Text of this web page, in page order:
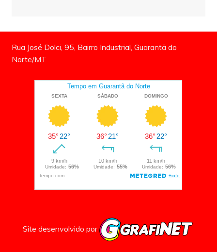
Rua José Dolci, 95, Bairro Industrial, Guarantã do
Norte/MT
Site desenvolvido por